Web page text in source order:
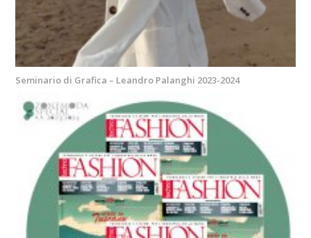
Seminario di Grafica – Leandro Palanghi 2023-2024